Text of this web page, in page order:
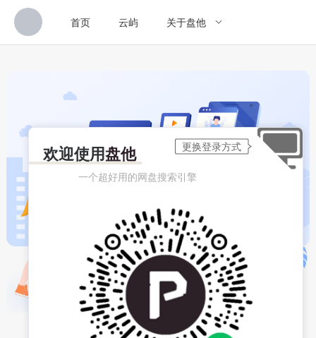
首页 云屿 关于盘他
欢迎使用盘他
一个超好用的网盘搜索引擎